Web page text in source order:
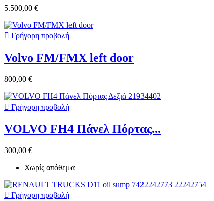
5.500,00 €
 Γρήγορη προβολή
Volvo FM/FMX left door
800,00 €
 Γρήγορη προβολή
VOLVO FH4 Πάνελ Πόρτας...
300,00 €
Χωρίς απόθεμα
 Γρήγορη προβολή